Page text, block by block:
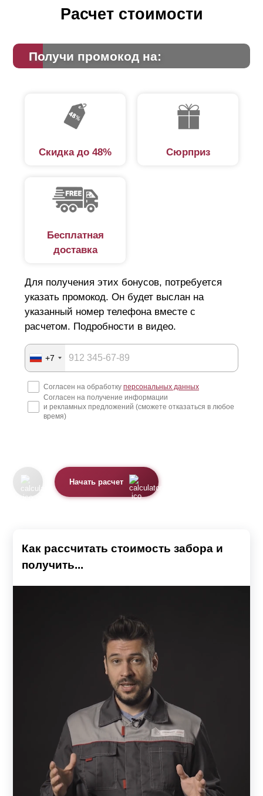
Расчет стоимости
Получи промокод на:
Скидка до 48% Сюрприз
Бесплатная
доставка
Для получения этих бонусов, потребуется
указать промокод. Он будет выслан на
указанный номер телефона вместе с
расчетом. Подробности в видео.
+7
Согласен на обработку персональных данных
Согласен на получение информации
и рекламных предложений (сможете отказаться в любое
время)
Начать расчет
Как рассчитать стоимость забора и
получить...